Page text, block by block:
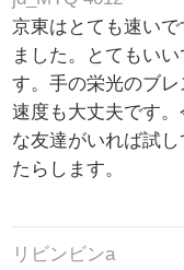
京東はとても速い
ました。とてもい
す。手の栄光のブ
速度も大丈夫です
な友達がいれば試
たらします。
リビンビンa